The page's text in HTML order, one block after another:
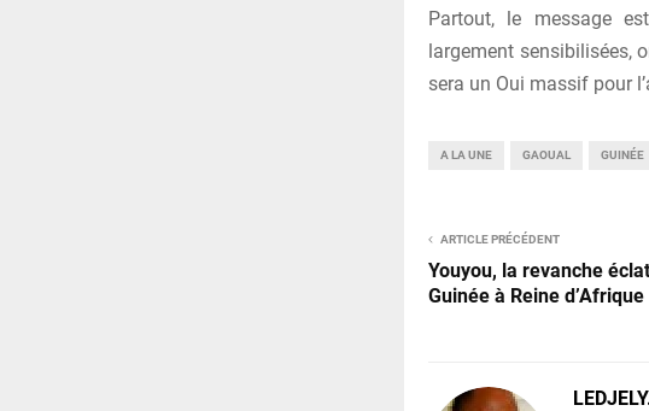
Partout, le message
largement sensibilisées,
sera un Oui massif pour
A LA UNE GAOUAL GUINÉE
ARTICLE PRÉCÉDENT
Youyou, la revanche
Guinée à Reine d’Afrique